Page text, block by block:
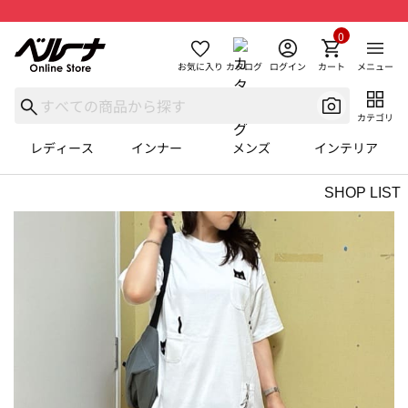
お気に入り カタログ ログイン カート
0
メニュー
カテゴリ
レディース インナー メンズ インテリア
SHOP LIST